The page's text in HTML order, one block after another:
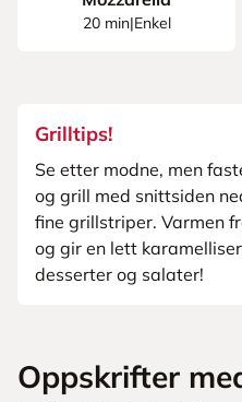
20 min|Enkel
Grilltips!
Se etter modne, men
og grill med snittsiden
fine grillstriper. Varmen
og gir en lett
desserter og salater!
Oppskrifter